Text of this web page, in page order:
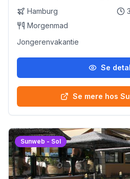
Hamburg 3
Morgenmad
Jongerenvakantie
Se
Se mere hos
Sunweb - Sol